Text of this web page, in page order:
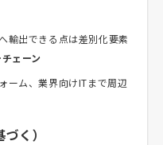
輸出できる点は差別化要素
ェーン
ーム、業界向けITまで周辺
く）